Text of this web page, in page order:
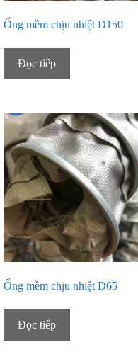
Ống mềm chịu nhiệt D150
Đọc tiếp
Ống mềm chịu nhiệt D65
Đọc tiếp